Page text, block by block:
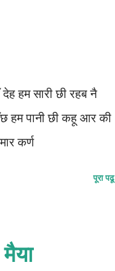
हम सारी छी रहब नै
हम पानी छी कहू आर की
कर्ण
पूरा पढू